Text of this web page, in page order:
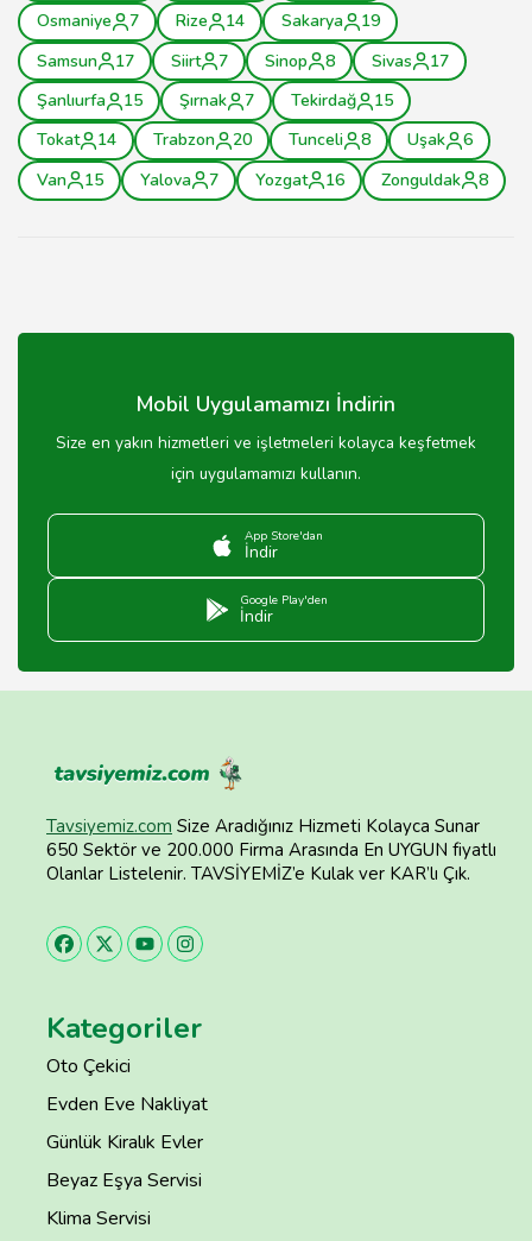
Osmaniye
7 Rize 14 Sakarya
19
Samsun
17 Siirt 7 Sinop 8 Sivas
17
Şanlıurfa
15 Şırnak 7 Tekirdağ
15
Tokat
14 Trabzon 20 Tunceli 8 Uşak
6
Van
15 Yalova 7 Yozgat 16 Zonguldak 8
Mobil Uygulamamızı İndirin
Size en yakın hizmetleri ve işletmeleri kolayca keşfetmek
için uygulamamızı kullanın.
App Store'dan
İndir
Google Play'den
İndir
Tavsiyemiz.com Size Aradığınız Hizmeti Kolayca Sunar
650 Sektör ve 200.000 Firma Arasında En UYGUN fiyatlı
Olanlar Listelenir. TAVSİYEMİZ’e Kulak ver KAR’lı Çık.
Kategoriler
Oto Çekici
Evden Eve Nakliyat
Günlük Kiralık Evler
Beyaz Eşya Servisi
Klima Servisi